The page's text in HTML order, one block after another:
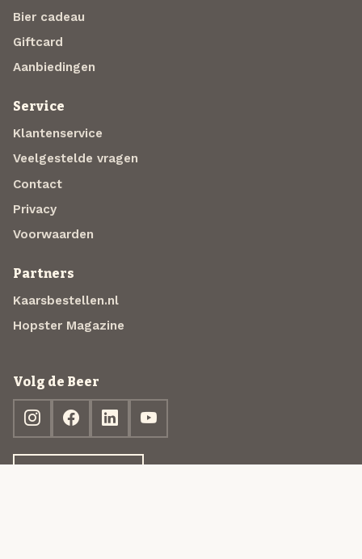
Bier cadeau
Giftcard
Aanbiedingen
Service
Klantenservice
Veelgestelde vragen
Contact
Privacy
Voorwaarden
Partners
Kaarsbestellen.nl
Hopster Magazine
Volg de Beer